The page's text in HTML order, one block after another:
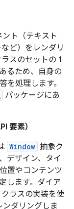
ト（テキスト
ど）をレンダリ
スのセットの 1
るため、自身の
を処理します。
パッケージにあ
要素）
Window 抽象ク
デザイン、タイ
置やコンテンツ
します。ダイア
クラスの実装を使
ダリングしま